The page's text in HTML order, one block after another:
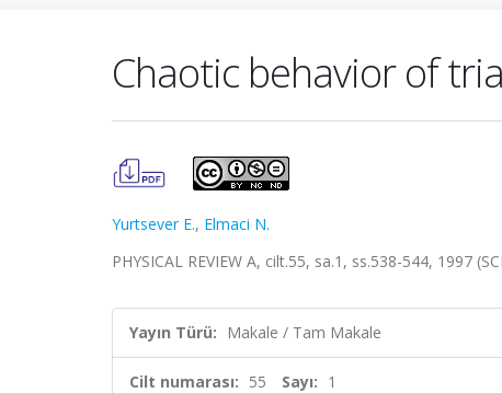
Chaotic behavior of
Yurtsever E., Elmaci N.
PHYSICAL REVIEW A, cilt.55, sa.1, ss.538-544, 1997
Yayın Türü: Makale / Tam Makale
Cilt numarası: 55 Sayı: 1